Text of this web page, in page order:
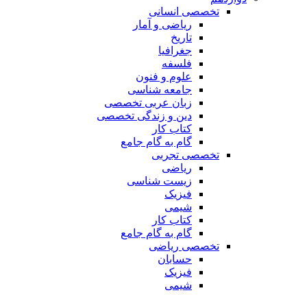
تخصصی انسانی
ریاضی و آمار
تاریخ
جغرافیا
فلسفه
علوم و فنون
جامعه شناسی
زبان عربی تخصصی
دین و زندگی تخصصی
کتاب کار
گام به گام جامع
تخصصی تجربی
ریاضی
زیست شناسی
فیزیک
شیمی
کتاب کار
گام به گام جامع
تخصصی ریاضی
حسابان
فیزیک
شیمی